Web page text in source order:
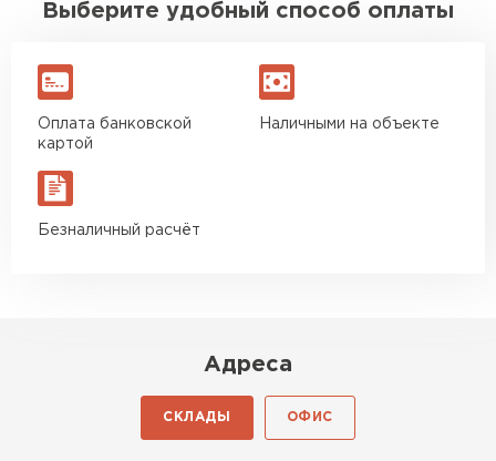
Выберите удобный способ оплаты
Оплата банковской
картой
Наличными на объекте
Безналичный расчёт
Адреса
СКЛАДЫ ОФИС